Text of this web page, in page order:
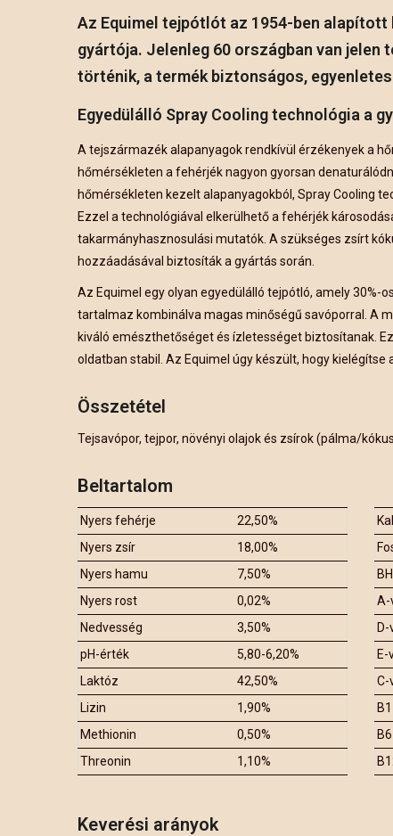
Az Equimel tejpótlót az 1954-ben alapított
gyártója. Jelenleg 60 országban van
történik, a termék biztonságos,
Egyedülálló Spray Cooling technológia a
A tejszármazék alapanyagok rendkívül érzékenyek a
hőmérsékleten a fehérjék nagyon gyorsan
hőmérsékleten kezelt alapanyagokból, Spray Cooling
Ezzel a technológiával elkerülhető a fehérjék
takarmányhasznosulási mutatók. A szükséges zsírt
hozzáadásával biztosíták a gyártás során.
Az Equimel egy olyan egyedülálló tejpótló, amely 30%-
tartalmaz kombinálva magas minőségű savóporral. A
kiváló emészthetőséget és ízletességet biztosítanak.
oldatban stabil. Az Equimel úgy készült, hogy kielégítse
Összetétel
Tejsavópor, tejpor, növényi olajok és zsírok (pálma/
Beltartalom
Nyers fehérje
22,50%
Nyers zsír
18,00%
Nyers hamu
7,50%
Nyers rost
0,02%
Nedvesség
3,50%
pH-érték
5,80-6,20%
Laktóz
42,50%
Lizin
1,90%
Methionin
0,50%
Threonin
1,10%
A-
C-
Keverési arányok